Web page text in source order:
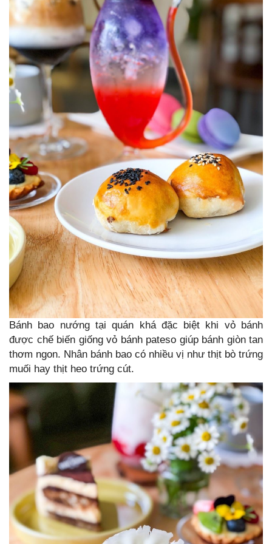
Bánh bao nướng tại quán khá đặc biệt khi vỏ bánh
được chế biến giống vỏ bánh pateso giúp bánh giòn tan
thơm ngon. Nhân bánh bao có nhiều vị như thịt bò trứng
muối hay thịt heo trứng cút.